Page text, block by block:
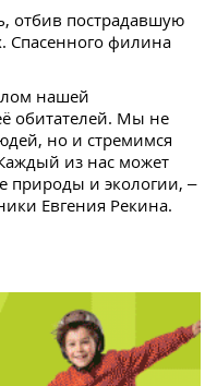
отбив пострадавшую
Спасенного филина
нашей
обитателей. Мы не
но и стремимся
из нас может
природы и экологии, –
Евгения Рекина.